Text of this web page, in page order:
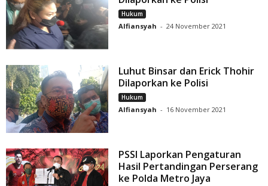
Hukum
Alfiansyah - 24 November 2021
Luhut Binsar dan Erick Thohir
Dilaporkan ke Polisi
Hukum
Alfiansyah - 16 November 2021
PSSI Laporkan Pengaturan
Hasil Pertandingan Perserang
ke Polda Metro Jaya